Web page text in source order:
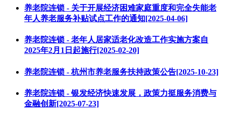
养老院连锁 - 关于开展经济困难家庭重度和完全失能老
年人养老服务补贴试点工作的通知[2025-04-06]
养老院连锁 - 老年人居家适老化改造工作实施方案自
2025年2月1日起施行[2025-02-20]
养老院连锁 - 杭州市养老服务扶持政策公告[2025-10-23]
养老院连锁 - 银发经济快速发展，政策力挺服务消费与
金融创新[2025-07-23]